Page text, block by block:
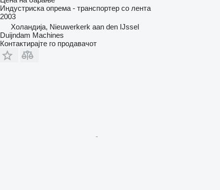
Индустриска опрема - транспортер со лента
2003
Холандија, Nieuwerkerk aan den IJssel
Duijndam Machines
Контактирајте го продавачот